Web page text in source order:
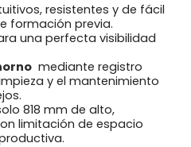
resistentes y de fácil
formación previa.
una perfecta visibilidad
mediante registro
y el mantenimiento
818 mm de alto,
limitación de espacio